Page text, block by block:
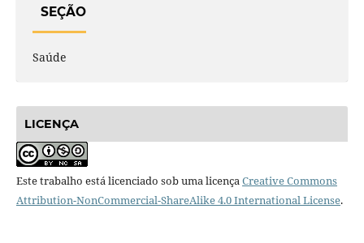
SEÇÃO
Saúde
LICENÇA
Este trabalho está licenciado sob uma licençaCreative Commons
Attribution-NonCommercial-ShareAlike 4.0 International License.